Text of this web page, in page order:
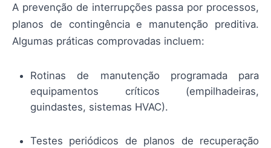
A prevenção de interrupções passa por processos,
planos de contingência e manutenção preditiva.
Algumas práticas comprovadas incluem:
Rotinas de manutenção programada para
equipamentos críticos (empilhadeiras,
guindastes, sistemas HVAC).
Testes periódicos de planos de recuperação